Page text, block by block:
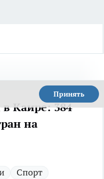
Принять
в Каире: 384
на
Спорт